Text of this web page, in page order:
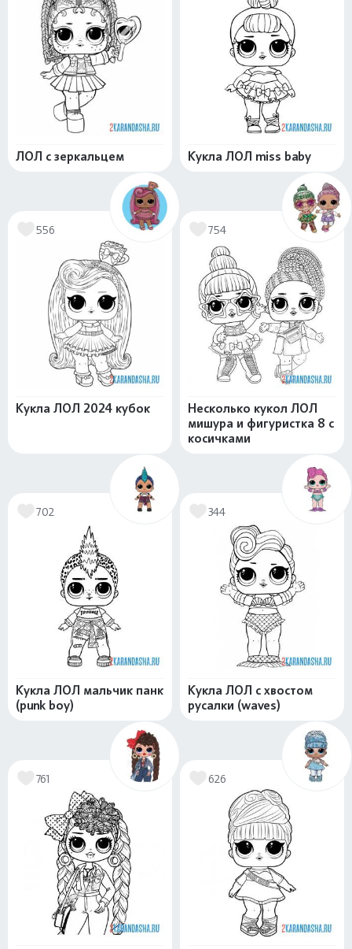
ЛОЛ с зеркальцем Кукла ЛОЛ miss baby
556
Кукла ЛОЛ 2024 кубок
754
Несколько кукол ЛОЛ
мишура и фигуристка 8 с
косичками
702
Кукла ЛОЛ мальчик панк
(punk boy)
344
Кукла ЛОЛ с хвостом
русалки (waves)
761 626